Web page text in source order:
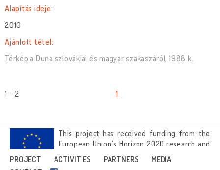
PROJECT ACTIVITIES PARTNERS
MEDIA
Alapítás ideje:
2010
Ajánlott tétel:
Térkép a Duna szlovákiai és magyar szakaszáról, 1988 k.
1 - 2 1
This project has received funding from the
European Union’s Horizon 2020 research and
innovation programme under grant
agreement No 692919.